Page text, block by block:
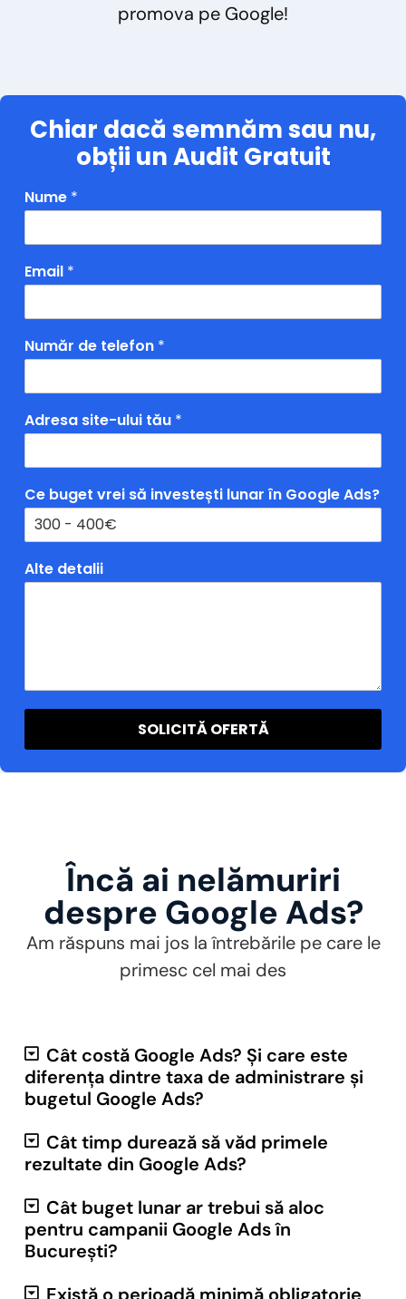
promova pe Google!
Chiar dacă semnăm sau nu,
obții un Audit Gratuit
Nume *
Email *
Număr de telefon *
Adresa site-ului tău *
Ce buget vrei să investești lunar în Google Ads?
Alte detalii
SOLICITĂ OFERTĂ
Încă ai nelămuriri
despre Google Ads?
Am răspuns mai jos la întrebările pe care le
primesc cel mai des
Cât costă Google Ads? Și care este
diferența dintre taxa de administrare și
bugetul Google Ads?
Cât timp durează să văd primele
rezultate din Google Ads?
Cât buget lunar ar trebui să aloc
pentru campanii Google Ads în
București?